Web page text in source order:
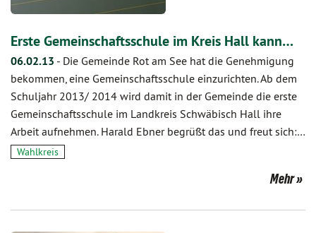
Erste Gemeinschaftsschule im Kreis Hall kann…
06.02.13 - Die Gemeinde Rot am See hat die Genehmigung
bekommen, eine Gemeinschaftsschule einzurichten. Ab dem
Schuljahr 2013/ 2014 wird damit in der Gemeinde die erste
Gemeinschaftsschule im Landkreis Schwäbisch Hall ihre
Arbeit aufnehmen. Harald Ebner begrüßt das und freut sich:…
Wahlkreis
Mehr